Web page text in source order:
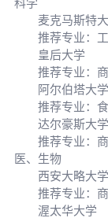
科学
麦克马斯特
推荐专业：工
皇后大学
推荐专业：商
阿尔伯塔大学
推荐专业：食
达尔豪斯大学
推荐专业：商
医、生物
西安大略大学
推荐专业：商
渥太华大学